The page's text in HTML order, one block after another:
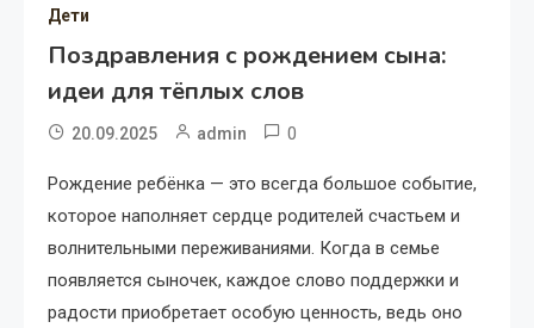
Дети
Поздравления с рождением сына:
идеи для тёплых слов
20.09.2025 admin 0
Рождение ребёнка — это всегда большое событие,
которое наполняет сердце родителей счастьем и
волнительными переживаниями. Когда в семье
появляется сыночек, каждое слово поддержки и
радости приобретает особую ценность, ведь оно